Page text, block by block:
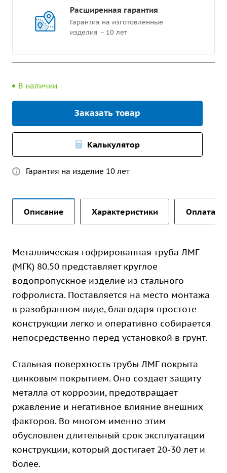
Расширенная гарантия
Гарантия на изготовленные
изделия – 10 лет
В наличии
Заказать товар
Калькулятор
Гарантия на изделие 10 лет
Описание Характеристики Оплата и
Металлическая гофрированная труба ЛМГ
(МГК) 80.50 представляет круглое
водопропускное изделие из стального
гофролиста. Поставляется на место монтажа
в разобранном виде, благодаря простоте
конструкции легко и оперативно собирается
непосредственно перед установкой в грунт.
Стальная поверхность трубы ЛМГ покрыта
цинковым покрытием. Оно создает защиту
металла от коррозии, предотвращает
ржавление и негативное влияние внешних
факторов. Во многом именно этим
обусловлен длительный срок эксплуатации
конструкции, который достигает 20-30 лет и
более.